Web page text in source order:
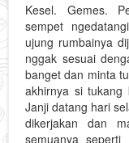
Kesel. Gemes.
sempet
ujung rumbainya
nggak sesuai
banget dan minta
akhirnya si tukang
Janji datang hari
dikerjakan dan
semuanya seperti